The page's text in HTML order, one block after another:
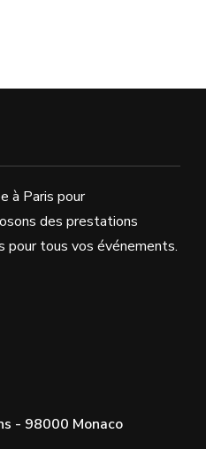
à Paris pour
des prestations
tous vos événements.
- 98000 Monaco